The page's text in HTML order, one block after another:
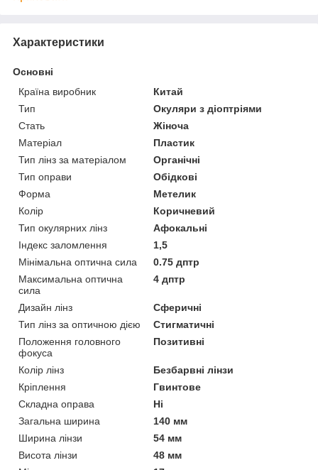
Характеристики
Основні
Країна виробник
Китай
Тип
Окуляри з діоптріями
Стать
Жіноча
Матеріал
Пластик
Тип лінз за матеріалом
Органічні
Тип оправи
Обідкові
Форма
Метелик
Колір
Коричневий
Тип окулярних лінз
Афокальні
Індекс заломлення
1,5
Мінімальна оптична сила
0.75 дптр
Максимальна оптична
сила
4 дптр
Дизайн лінз
Сферичні
Тип лінз за оптичною дією
Стигматичні
Положення головного
фокуса
Позитивні
Колір лінз
Безбарвні лінзи
Кріплення
Гвинтове
Складна оправа
Ні
Загальна ширина
140 мм
Ширина лінзи
54 мм
Висота лінзи
48 мм